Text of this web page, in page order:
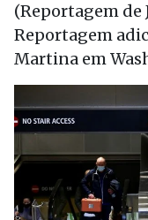
(Reportagem de
Reportagem
Martina em